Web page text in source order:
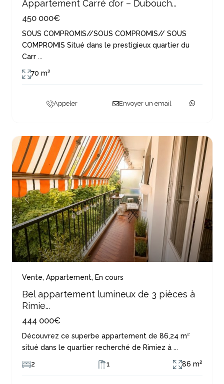
Appartement Carré d’or – Dubouch...
450 000€
SOUS COMPROMIS//SOUS COMPROMIS// SOUS
COMPROMIS Situé dans le prestigieux quartier du
Carr ...
70 m2
Appeler Envoyer un email
Previous Next
Vente, Appartement, En cours
Bel appartement lumineux de 3 pièces à
Rimie...
444 000€
Découvrez ce superbe appartement de 86,24 m²
situé dans le quartier recherché de Rimiez à ...
2 1 86 m2